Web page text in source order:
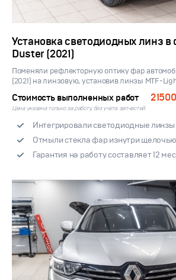
Установка светодиодных линз
Duster (2021)
Поменяли рефлекторную оптику фар
(2021) на линзовую, установив линзы MTF-
Стоимость выполненных работ
Цена указана только за работу, без учета запчастей
Интегрировали светодиодные
Отмыли стекла фар изнутри щелочью
Гарантия на работу составляет 12